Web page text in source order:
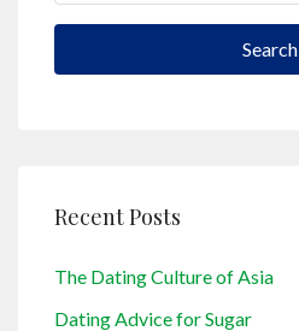
Search
Recent Posts
The Dating Culture of Asia
Dating Advice for Sugar